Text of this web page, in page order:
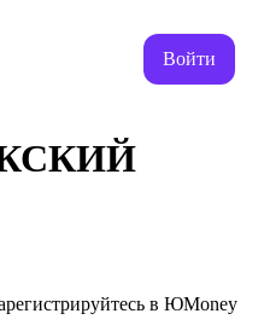
Войти
в ЮMoney